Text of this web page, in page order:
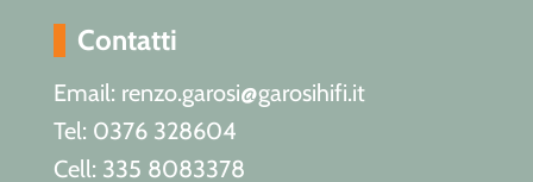
Contatti
Email: renzo.garosi@garosihifi.it
Tel: 0376 328604
Cell: 335 8083378